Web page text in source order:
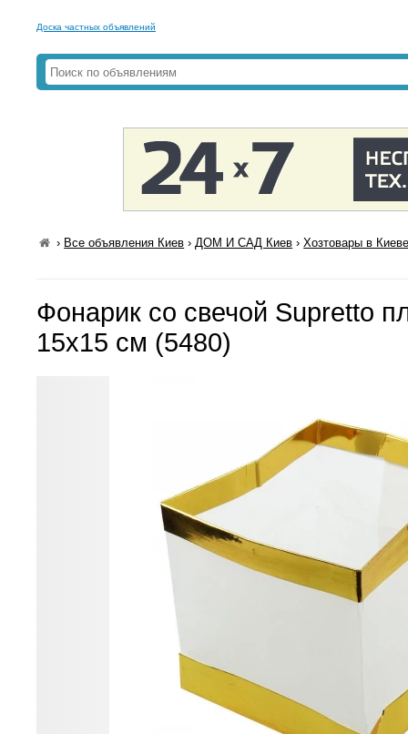
Доска частных объявлений
› Все объявления Киев ›ДОМ И САД Киев ›Хозтовары в
Фонарик со свечой Supretto
15х15 см (5480)